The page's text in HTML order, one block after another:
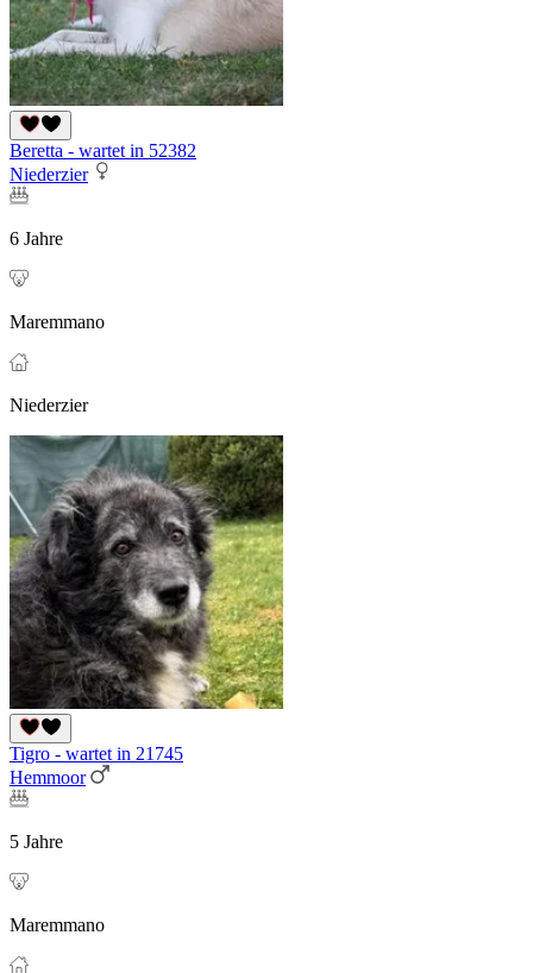
Beretta - wartet in 52382
Niederzier
6 Jahre
Maremmano
Niederzier
Tigro - wartet in 21745
Hemmoor
5 Jahre
Maremmano